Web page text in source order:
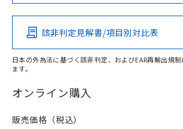
O
在庫等で未対応品が混在する可能性があ
問い合わせください。
該非判定見解書/項目別対比表
日本の外為法に基づく該非判定、およびEAR再輸出規
ます。
オンライン購入
販売価格（税込）